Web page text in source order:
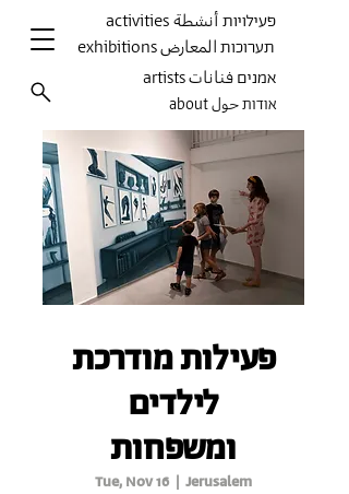
activities פעילויות أنشطة
exhibitions תערוכות المعارض
artists אמנים فنانات
about אודות حول
פעילות מודרכת
לילדים
ומשפחות
Tue, Nov 16
  |
Jerusalem